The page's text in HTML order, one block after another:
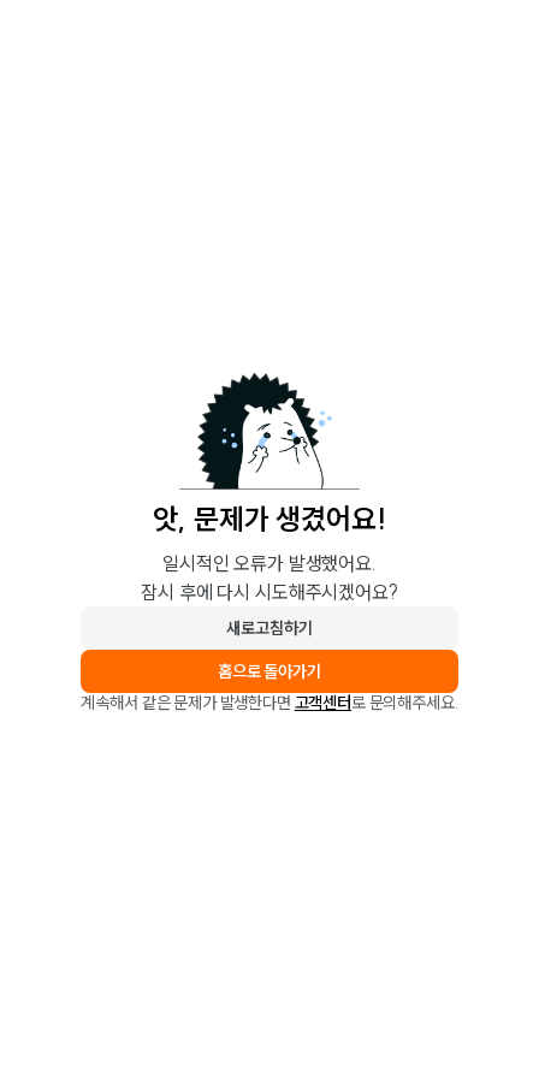
앗, 문제가 생겼어요!
일시적인 오류가 발생했어요.
잠시 후에 다시 시도해주시겠어요?
새로고침하기
홈으로 돌아가기
계속해서 같은 문제가 발생한다면 고객센터로 문의해주세요.